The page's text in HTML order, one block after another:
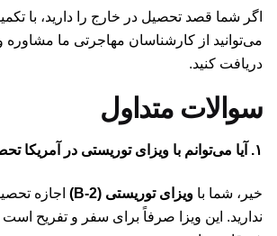
اگر شما قصد تحصیل در خارج را دارید، با
می‌توانید از کارشناسان مهاجرتی ما
دریافت کنید.
سوالات متداول
۱. آیا می‌توانم با ویزای توریستی در آمریکا تحصیل کنم؟
خیر، شما با ویزای توریستی (B-2)
اجازه
ندارید. این ویزا صرفاً برای سفر و تفریح